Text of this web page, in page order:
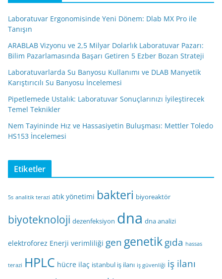
Laboratuvar Ergonomisinde Yeni Dönem: Dlab MX Pro ile
Tanışın
ARABLAB Vizyonu ve 2,5 Milyar Dolarlık Laboratuvar Pazarı:
Bilim Pazarlamasında Başarı Getiren 5 Ezber Bozan Strateji
Laboratuvarlarda Su Banyosu Kullanımı ve DLAB Manyetik
Karıştırıcılı Su Banyosu İncelemesi
Pipetlemede Ustalık: Laboratuvar Sonuçlarınızı İyileştirecek
Temel Teknikler
Nem Tayininde Hız ve Hassasiyetin Buluşması: Mettler Toledo
HS153 İncelemesi
Etiketler
5s analitik terazi atık yönetimi bakteri biyoreaktör
biyoteknoloji dezenfeksiyon dna dna analizi
elektroforez Enerji verimliliği gen genetikgıda hassas
terazi HPLC hücre ilaç istanbul iş ilanı iş güvenliği iş ilanı